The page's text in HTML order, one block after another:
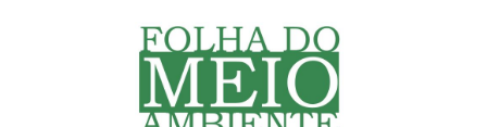
Folha do Meio Ambiente